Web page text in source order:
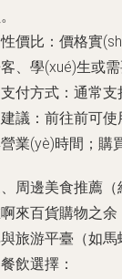
性價比 ：價格實
、學(xué)生或
支付方式 ：通常
建議 ：前往前可
業(yè)時間；購
周邊美食推薦（
來百貨購物之
旅游平臺（如
飲選擇：